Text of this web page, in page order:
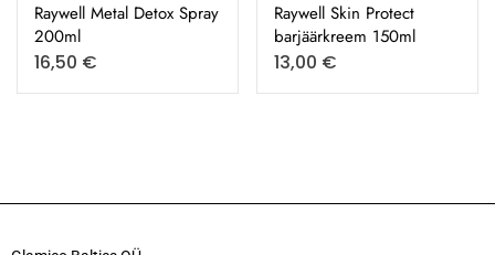
Raywell Metal Detox Spray
200ml
16,50 €
Raywell Skin Protect
barjäärkreem 150ml
13,00 €